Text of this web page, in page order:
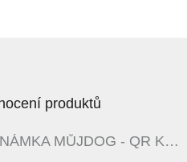
produktů
CHYTRÁ PSÍ ZNÁMKA MŮJDOG - QR KÓD - ČERNÁ / BÍLÁ